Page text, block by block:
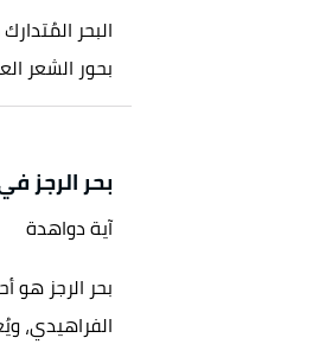
البحر
بحور الشعر
بحر الرجز
آية دواهدة
بحر الرجز هو
الفراهيدي،